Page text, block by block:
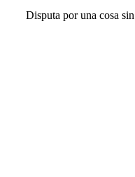
cosa sin